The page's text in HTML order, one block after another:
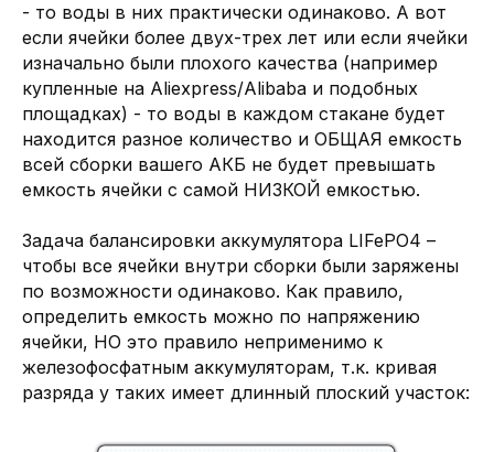
- то воды в них практически одинаково. А вот
если ячейки более двух-трех лет или если ячейки
изначально были плохого качества (например
купленные на Aliexpress/Alibaba и подобных
площадках) - то воды в каждом стакане будет
находится разное количество и ОБЩАЯ емкость
всей сборки вашего АКБ не будет превышать
емкость ячейки с самой НИЗКОЙ емкостью.
Задача балансировки аккумулятора LIFePO4 –
чтобы все ячейки внутри сборки были заряжены
по возможности одинаково. Как правило,
определить емкость можно по напряжению
ячейки, НО это правило неприменимо к
железофосфатным аккумуляторам, т.к. кривая
разряда у таких имеет длинный плоский участок: